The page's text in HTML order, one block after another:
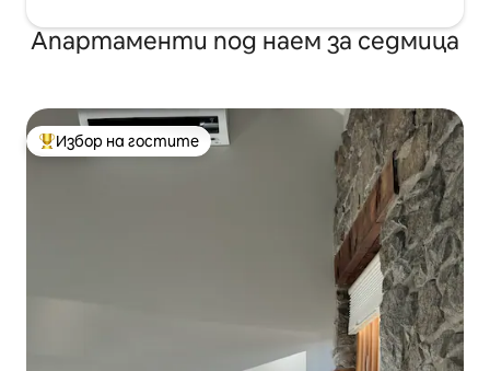
Апартаменти под наем за седмица
Най-популярен избор на гостите
Избор на гостите